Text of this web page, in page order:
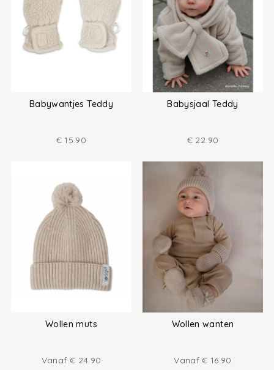
Babywantjes Teddy
€ 15.90
Babysjaal Teddy
€ 22.90
Wollen muts
Vanaf € 24.90
Wollen wanten
Vanaf€ 16.90